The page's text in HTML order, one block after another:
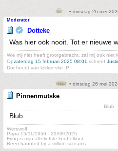
• dinsdag 26 mei
Moderator
Dotteke
Was hier ook nooit. Tot er nieuwe
Wie mij niet heeft grootgebracht, zal mij ook niet
Opzaterdag 15 februari 2025 08:01 schreef
Dot houdt van lekker vlot :P
• dinsdag 26 mei
Pinnenmutske
Blub
Blub
Werewolf
Papa 15/11/1950 - 29/08/2025
Fring is mijn allerliefste knuffelkont
Been haunted by a million screams